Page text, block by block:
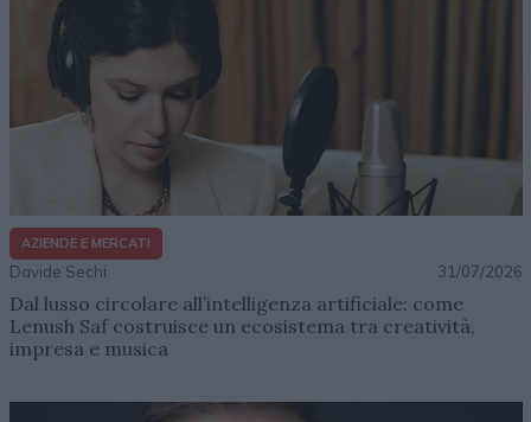
AZIENDE E MERCATI
Davide Sechi 31/07/2026
Dal lusso circolare all’intelligenza artificiale: come
Lenush Saf costruisce un ecosistema tra creatività,
impresa e musica